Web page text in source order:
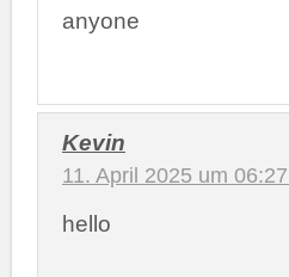
anyone
Kevin
11. April 2025 um
hello